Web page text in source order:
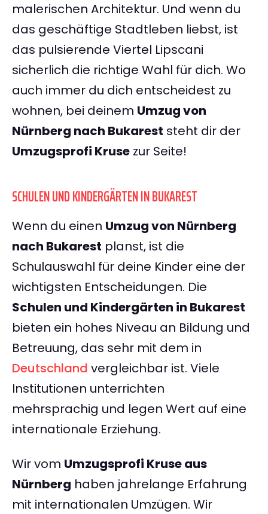
malerischen Architektur. Und wenn du
das geschäftige Stadtleben liebst, ist
das pulsierende Viertel Lipscani
sicherlich die richtige Wahl für dich. Wo
auch immer du dich entscheidest zu
wohnen, bei deinem Umzug von
Nürnberg nach Bukarest steht dir der
Umzugsprofi Kruse zur Seite!
SCHULEN UND KINDERGÄRTEN IN BUKAREST
Wenn du einen Umzug von Nürnberg
nach Bukarest planst, ist die
Schulauswahl für deine Kinder eine der
wichtigsten Entscheidungen. Die
Schulen und Kindergärten in Bukarest
bieten ein hohes Niveau an Bildung und
Betreuung, das sehr mit dem in
Deutschland vergleichbar ist. Viele
Institutionen unterrichten
mehrsprachig und legen Wert auf eine
internationale Erziehung.
Wir vom Umzugsprofi Kruse aus
Nürnberg haben jahrelange Erfahrung
mit internationalen Umzügen. Wir